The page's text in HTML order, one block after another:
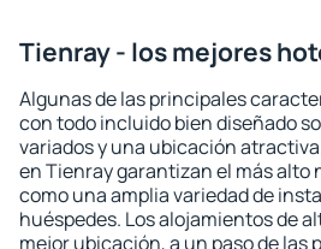
Tienray - los mejores
Algunas de las principales
con todo incluido bien diseñado
variados y una ubicación
en Tienray garantizan el más alto
como una amplia variedad de
huéspedes. Los alojamientos de
mejor ubicación, a un paso de